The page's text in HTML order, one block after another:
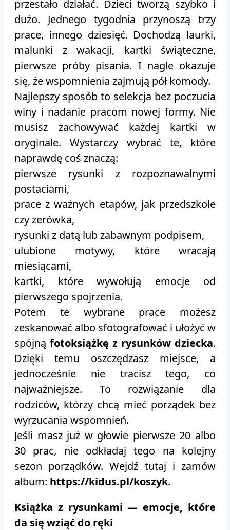
przestało działać. Dzieci tworzą szybko i
dużo. Jednego tygodnia przynoszą trzy
prace, innego dziesięć. Dochodzą laurki,
malunki z wakacji, kartki świąteczne,
pierwsze próby pisania. I nagle okazuje
się, że wspomnienia zajmują pół komody.
Najlepszy sposób to selekcja bez poczucia
winy i nadanie pracom nowej formy. Nie
musisz zachowywać każdej kartki w
oryginale. Wystarczy wybrać te, które
naprawdę coś znaczą:
pierwsze rysunki z rozpoznawalnymi
postaciami,
prace z ważnych etapów, jak przedszkole
czy zerówka,
rysunki z datą lub zabawnym podpisem,
ulubione motywy, które wracają
miesiącami,
kartki, które wywołują emocje od
pierwszego spojrzenia.
Potem te wybrane prace możesz
zeskanować albo sfotografować i ułożyć w
spójną fotoksiążkę z rysunków dziecka.
Dzięki temu oszczędzasz miejsce, a
jednocześnie nie tracisz tego, co
najważniejsze. To rozwiązanie dla
rodziców, którzy chcą mieć porządek bez
wyrzucania wspomnień.
Jeśli masz już w głowie pierwsze 20 albo
30 prac, nie odkładaj tego na kolejny
sezon porządków. Wejdź tutaj i zamów
album: https://kidus.pl/koszyk.
Książka z rysunkami — emocje, które
da się wziąć do ręki